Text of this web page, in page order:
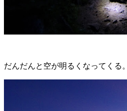
だんだんと空が明るくなってくる。